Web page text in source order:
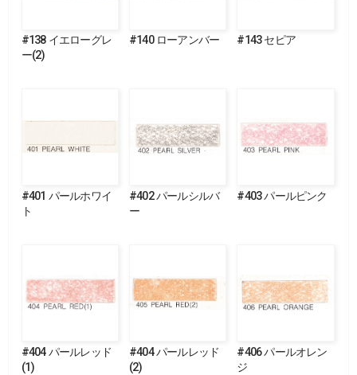
#138 イエローグレ
ー(2)
#140 ローアンバー #143 セピア
#401 パールホワイ
ト
#402 パールシルバ
ー
#403 パールピンク
#404 パールレッド
(1)
#404 パールレッド
(2)
#406 パールオレン
ジ